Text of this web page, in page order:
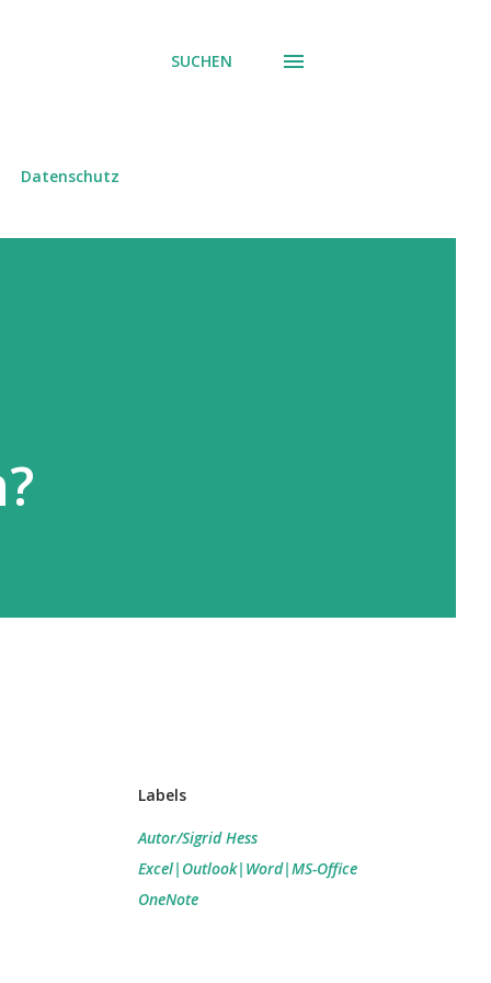
SUCHEN
Datenschutz
Labels
Autor/Sigrid Hess
Excel|Outlook|Word|MS-Office
OneNote